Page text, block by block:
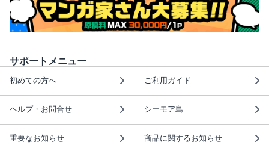
サポートメニュー
初めての方へ ご利用ガイド
ヘルプ・お問合せ シーモア島
重要なお知らせ 商品に関するお知らせ